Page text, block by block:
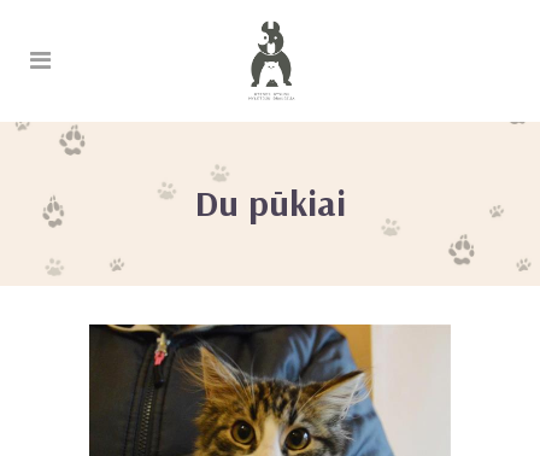
Du pūkiai